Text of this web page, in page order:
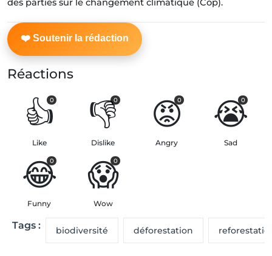
des parties sur le changement climatique (Cop).
Réactions
👍
0
Like
👎
0
Dislike
😡
0
Angry
😭
0
Sad
😂
0
Funny
😱
0
Wow
Tags : biodiversité déforestation